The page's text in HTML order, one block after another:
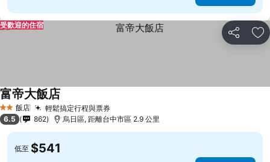
分享 加
受歡迎的住宿
2 星級飯店 輕鬆搞定行程與票券查看價格
富帝大飯店
6.5 862 烏日區, 距離台中市區 2.9 公里
低至 $541